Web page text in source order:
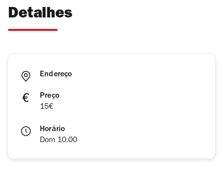
Detalhes
Endereço
Preço
15€
Horário
Dom 10.00